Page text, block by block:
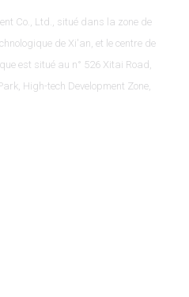
Co., Ltd., situé dans la zone de
de Xi'an, et le centre de
est situé au n° 526 Xitai Road,
High-tech Development Zone,